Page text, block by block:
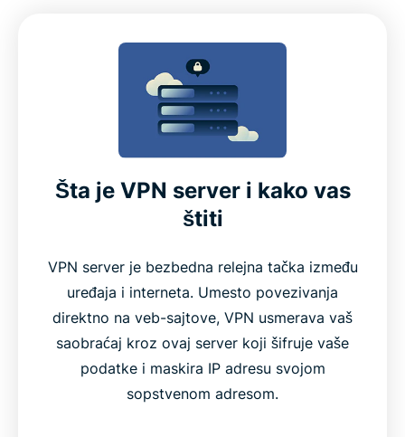
Šta je VPN server i kako vas
štiti
VPN server je bezbedna relejna tačka između
uređaja i interneta. Umesto povezivanja
direktno na veb-sajtove, VPN usmerava vaš
saobraćaj kroz ovaj server koji šifruje vaše
podatke i maskira IP adresu svojom
sopstvenom adresom.